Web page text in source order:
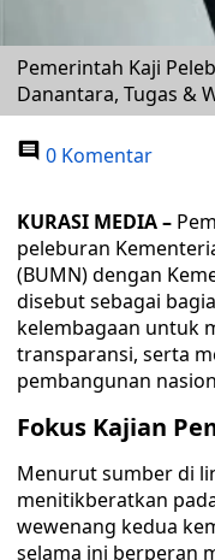
Pemerintah Kaji
Danantara, Tugas &
0 Komentar
KURASI MEDIA –
peleburan
(BUMN) dengan
disebut sebagai
kelembagaan untuk
transparansi, serta
pembangunan
Fokus Kajian
Menurut sumber di
menitikberatkan
wewenang kedua
selama ini berperan